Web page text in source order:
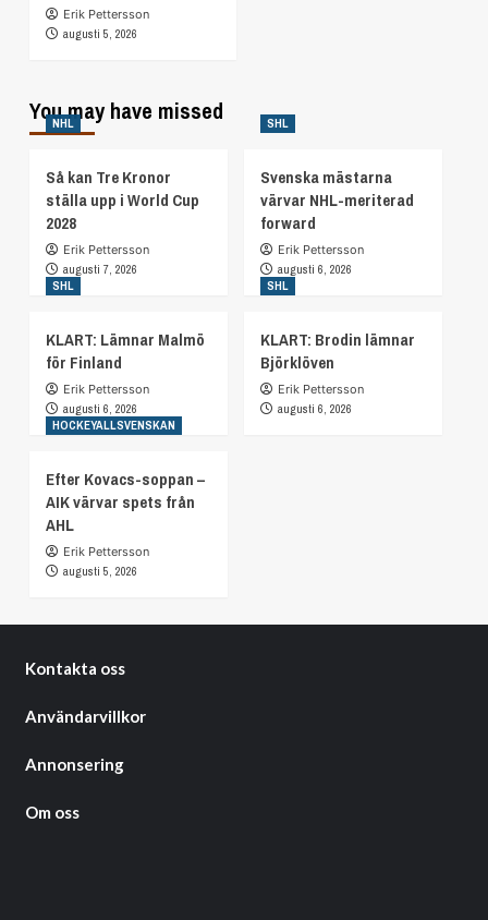
3
4
SHL
KLART: Brodin lämnar Björklöven
5
Erik Pettersson
augusti 5, 2026
You may have missed
NHL
Så kan Tre Kronor
ställa upp i World Cup
2028
Erik Pettersson
augusti 7, 2026
SHL
Svenska mästarna
värvar NHL-meriterad
forward
Erik Pettersson
augusti 6, 2026
SHL
KLART: Lämnar Malmö
för Finland
Erik Pettersson
augusti 6, 2026
SHL
KLART: Brodin lämnar
Björklöven
Erik Pettersson
augusti 6, 2026
HOCKEYALLSVENSKAN
Efter Kovacs-soppan –
AIK värvar spets från
AHL
Erik Pettersson
augusti 5, 2026
Kontakta oss
Användarvillkor
Annonsering
Om oss